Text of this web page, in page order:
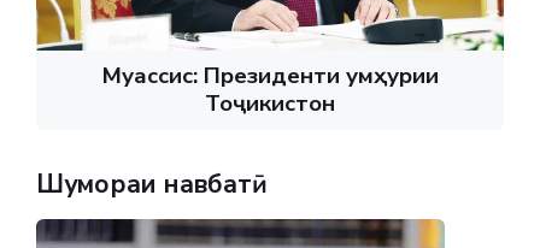
Муассис: Президенти Ҷумҳурии
Тоҷикистон
Шумораи навбатӣ